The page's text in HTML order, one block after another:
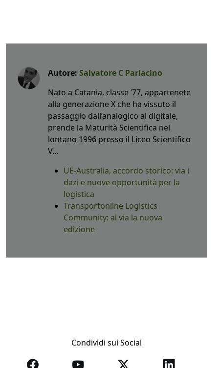
Autore: Salvatore C Parlacino
Nato a Catania, classe ‘77, appartenete
alla generazione X che ha vissuto il
passaggio dall’analogico al digitale,
prende la Maturità Scientifica nel
lontano 1996 presso il Liceo Scientifico
V...
UE-Australia, accordo storico: via i
dazi e nuove opportunità per la
logistica
Transportonline Logistics
Community: al via la nuova
edizione
Condividi sui Social